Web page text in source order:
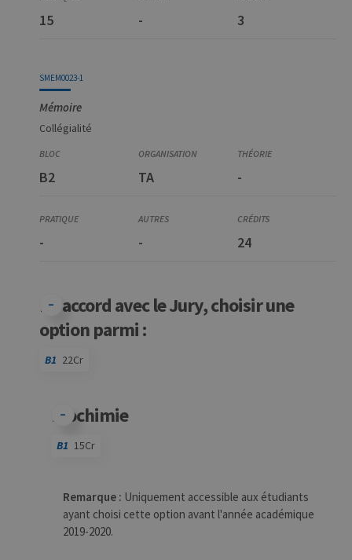
15 - 3
SMEM0023-1
Mémoire
Collégialité
B2 TA -
- - 24
En accord avec le Jury, choisir une
option parmi :
B1 22Cr
Biochimie
B1 15Cr
Remarque : Uniquement accessible aux étudiants
ayant choisi cette option avant l'année académique
2019-2020.